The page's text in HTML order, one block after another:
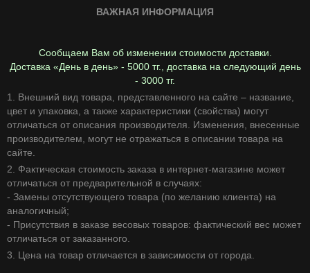
ВАЖНАЯ ИНФОРМАЦИЯ
Сообщаем Вам об изменении стоимости доставки.
Доставка «День в день» - 5000 тг., доставка на следующий день
- 3000 тг.
1. Внешний вид товара, представленного на сайте – название,
цвет и упаковка, а также характеристики (свойства) могут
отличаться от описания производителя. Изменения, внесенные
производителем, могут не отражаться в описании товара на
сайте.
2. Фактическая стоимость заказа в интернет-магазине может
отличаться от предварительной в случаях:
- Замены отсутствующего товара (по желанию клиента) на
аналогичный;
- Присутствия в заказе весовых товаров: фактический вес может
отличаться от заказанного.
3. Цена на товар отличается в зависимости от города.